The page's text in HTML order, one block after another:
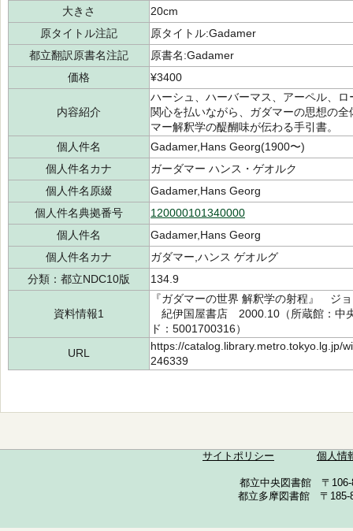
大きさ
20cm
原タイトル注記
原タイトル:Gadamer
都立翻訳原書名注記
原書名:Gadamer
価格
¥3400
内容紹介
ハーシュ、ハーバーマス、アーペル、
関心を払いながら、ガダマーの思想の
マー解釈学の醍醐味が伝わる手引書。
個人件名
Gadamer,Hans Georg(1900〜)
個人件名カナ
ガーダマー ハンス・ゲオルク
個人件名原綴
Gadamer,Hans Georg
個人件名典拠番号
120000101340000
個人件名
Gadamer,Hans Georg
個人件名カナ
ガダマー,ハンス ゲオルグ
分類：都立NDC10版
134.9
資料情報1
『ガダマーの世界 解釈学の射程』 ジ
紀伊国屋書店 2000.10（所蔵館：
ド：5001700316）
URL
https://catalog.library.metro.tokyo.lg.jp/
246339
サイトポリシー 個人情
都立中央図書館 〒
都立多摩図書館 〒185-